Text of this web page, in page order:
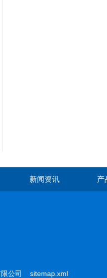
新闻资讯 产
限公司 sitemap.xml